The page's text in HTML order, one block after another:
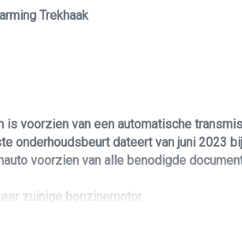
in hoogte verstelbaar
Trekhaak
is voorzien van een automatische
onderhoudsbeurt dateert van juni 2023
voorzien van alle benodigde
zuinige benzinemotor.